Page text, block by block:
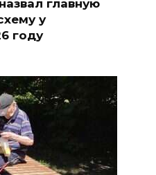
главную
у
году